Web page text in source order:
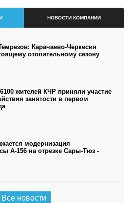
НОВОСТИ КОМПАНИИ
Карачаево-Черкесия
отопительному сезону
жителей КЧР приняли участие
занятости в первом
модернизация
А-156 на отрезке Сары-Тюз -
Все новости